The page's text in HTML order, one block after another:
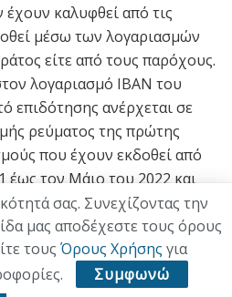
έχουν καλυφθεί από τις
μέσω των λογαριασμών
είτε από τους παρόχους.
λογαριασμό IBAN του
επιδότησης ανέρχεται σε
ρεύματος της πρώτης
που έχουν εκδοθεί από
έως τον Μάιο του 2022 και
κατοίκους Ελλάδος,
εισόδημα έως 45.000 ευρώ.
όσους πλήρωσαν συνολική
μήνες άνω των 30 ευρώ (και
σας. Συνεχίζοντας την
μας αποδέχεστε τους όρους
τους Όρους Χρήσης για
Συμφωνώ